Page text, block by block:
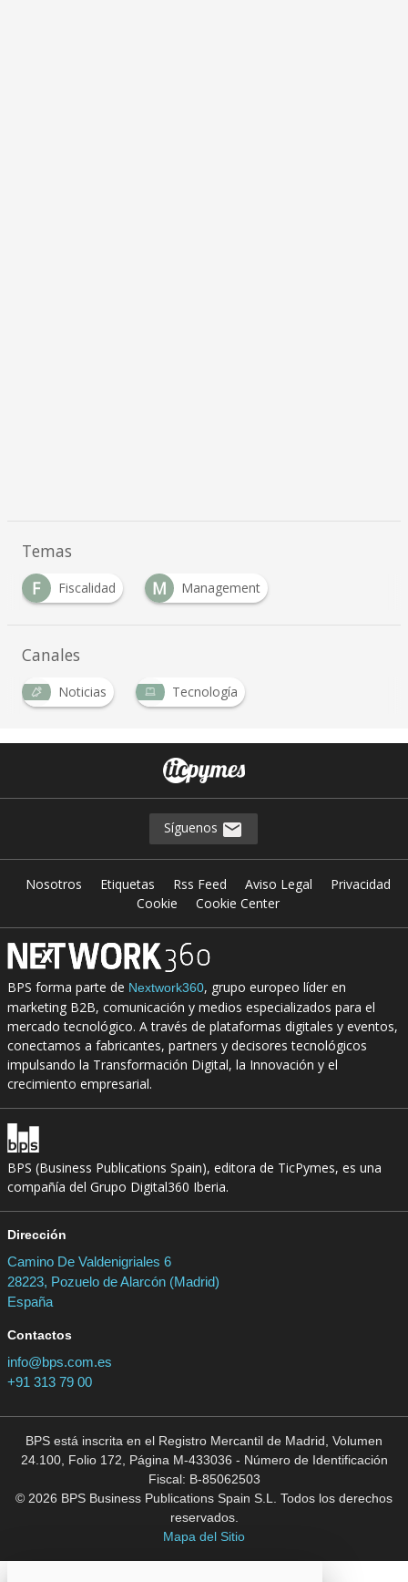
Temas
F
Fiscalidad M Management
Canales
Noticias Tecnología
Síguenos
Nosotros Etiquetas Rss Feed Aviso Legal
Privacidad
Cookie
Cookie Center
BPS forma parte de Nextwork360, grupo europeo líder en
marketing B2B, comunicación y medios especializados para el
mercado tecnológico. A través de plataformas digitales y eventos,
conectamos a fabricantes, partners y decisores tecnológicos
impulsando la Transformación Digital, la Innovación y el
crecimiento empresarial.
BPS (Business Publications Spain), editora de TicPymes, es una
compañía del Grupo Digital360 Iberia.
Dirección
Camino De Valdenigriales 6
28223, Pozuelo de Alarcón (Madrid)
España
Contactos
info@bps.com.es
+91 313 79 00
BPS está inscrita en el Registro Mercantil de Madrid, Volumen
24.100, Folio 172, Página M-433036 - Número de Identificación
Fiscal: B-85062503
© 2026 BPS Business Publications Spain S.L. Todos los derechos
reservados.
Mapa del Sitio